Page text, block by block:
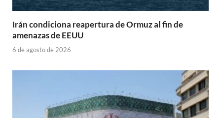
Irán condiciona reapertura de Ormuz al fin de
amenazas de EEUU
6 de agosto de 2026